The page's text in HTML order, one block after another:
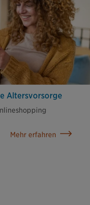
Altersvorsorge
Mehr erfahren